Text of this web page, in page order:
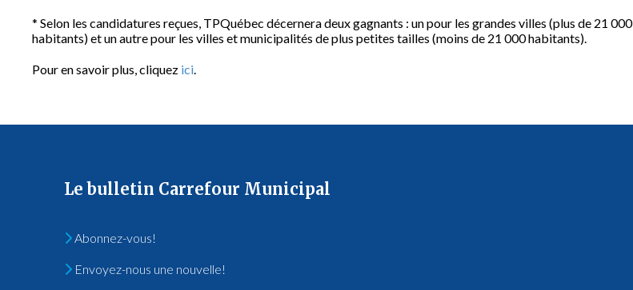
* Selon les candidatures reçues, TPQuébec décernera deux gagnants : un pour les grandes villes (plus de 21 000
habitants) et un autre pour les villes et municipalités de plus petites tailles (moins de 21 000 habitants).
Pour en savoir plus, cliquez ici.
Le bulletin Carrefour Municipal
Abonnez-vous!
Envoyez-nous une nouvelle!